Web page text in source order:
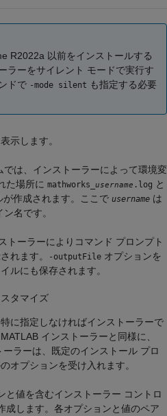
R2022a 以前をインストールする
ラーをサイレント モードで実行す
ドで -mode silent も指定する必要
示します。
では、インストーラーによって環境変
た場所に mathworks_ username .log と
が作成されます。ここで username は
名です。
トーラーによりコマンド プロンプト
れます。
-outputFile オプションを
ルにも保存されます。
タマイズ
に指定しなければインストーラーで
インストーラーと同様に、
ーラーは、既定のインストール プロ
オプションを受け入れます。
と値を含むインストーラー コントロ
成します。各オプションと値のペア